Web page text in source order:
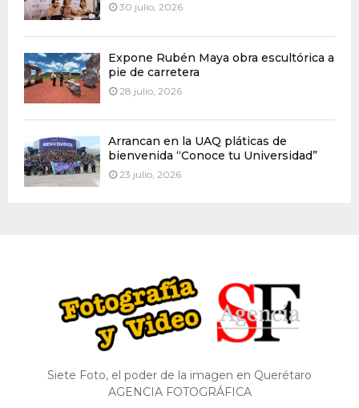
30 julio, 2026
Expone Rubén Maya obra escultórica a
pie de carretera
28 julio, 2026
Arrancan en la UAQ pláticas de
bienvenida “Conoce tu Universidad”
23 julio, 2026
Siete Foto, el poder de la imagen en Querétaro
AGENCIA FOTOGRÁFICA